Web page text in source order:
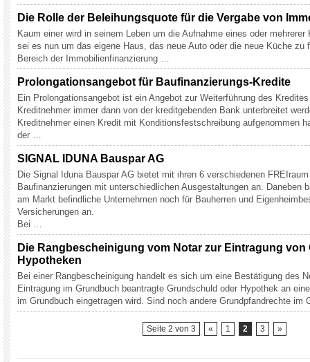
Die Rolle der Beleihungsquote für die Vergabe von
Kaum einer wird in seinem Leben um die Aufnahme eines oder mehrerer
sei es nun um das eigene Haus, das neue Auto oder die neue Küche zu
Bereich der Immobilienfinanzierung …
Prolongationsangebot für Baufinanzierungs-Kredite
Ein Prolongationsangebot ist ein Angebot zur Weiterführung des
Kreditnehmer immer dann von der kreditgebenden Bank unterbreitet
Kreditnehmer einen Kredit mit Konditionsfestschreibung aufgenommen
der …
SIGNAL IDUNA Bauspar AG
Die Signal Iduna Bauspar AG bietet mit ihren 6 verschiedenen
Baufinanzierungen mit unterschiedlichen Ausgestaltungen an. Daneben
am Markt befindliche Unternehmen noch für Bauherren und
Versicherungen an.
Bei …
Die Rangbescheinigung vom Notar zur Eintragung
Hypotheken
Bei einer Rangbescheinigung handelt es sich um eine Bestätigung des
Eintragung im Grundbuch beantragte Grundschuld oder Hypothek an
im Grundbuch eingetragen wird. Sind noch andere Grundpfandrechte im
Seite 2 von 3 « 1 2 3 »